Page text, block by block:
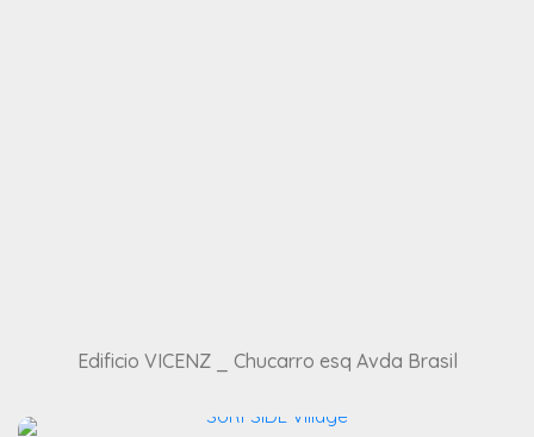
Edificio VICENZ _ Chucarro esq Avda Brasil